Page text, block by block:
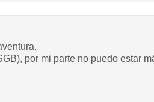
por mi parte no puedo estar